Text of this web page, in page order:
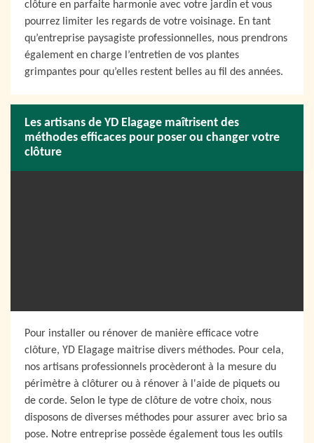
clôture en parfaite harmonie avec votre jardin et vous
pourrez limiter les regards de votre voisinage. En tant
qu’entreprise paysagiste professionnelles, nous prendrons
également en charge l’entretien de vos plantes
grimpantes pour qu’elles restent belles au fil des années.
Les artisans de YD Elagage maîtrisent des
méthodes efficaces pour poser ou changer votre
clôture
Pour installer ou rénover de manière efficace votre
clôture, YD Elagage maitrise divers méthodes. Pour cela,
nos artisans professionnels procèderont à la mesure du
périmètre à clôturer ou à rénover à l'aide de piquets ou
de corde. Selon le type de clôture de votre choix, nous
disposons de diverses méthodes pour assurer avec brio sa
pose. Notre entreprise possède également tous les outils